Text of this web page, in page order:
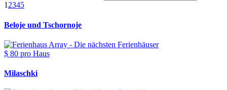
1 2345
Beloje und Tschornoje
$ 80 pro Haus
Milaschki